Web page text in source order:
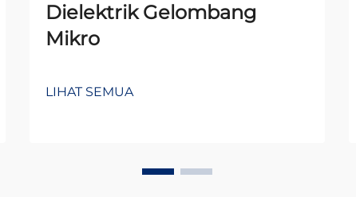
Dielektrik Gelombang
Mikro
LIHAT SEMUA